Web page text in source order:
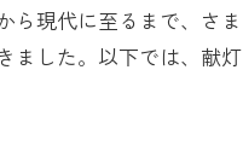
ら現代に至るまで、さま
ました。以下では、献灯